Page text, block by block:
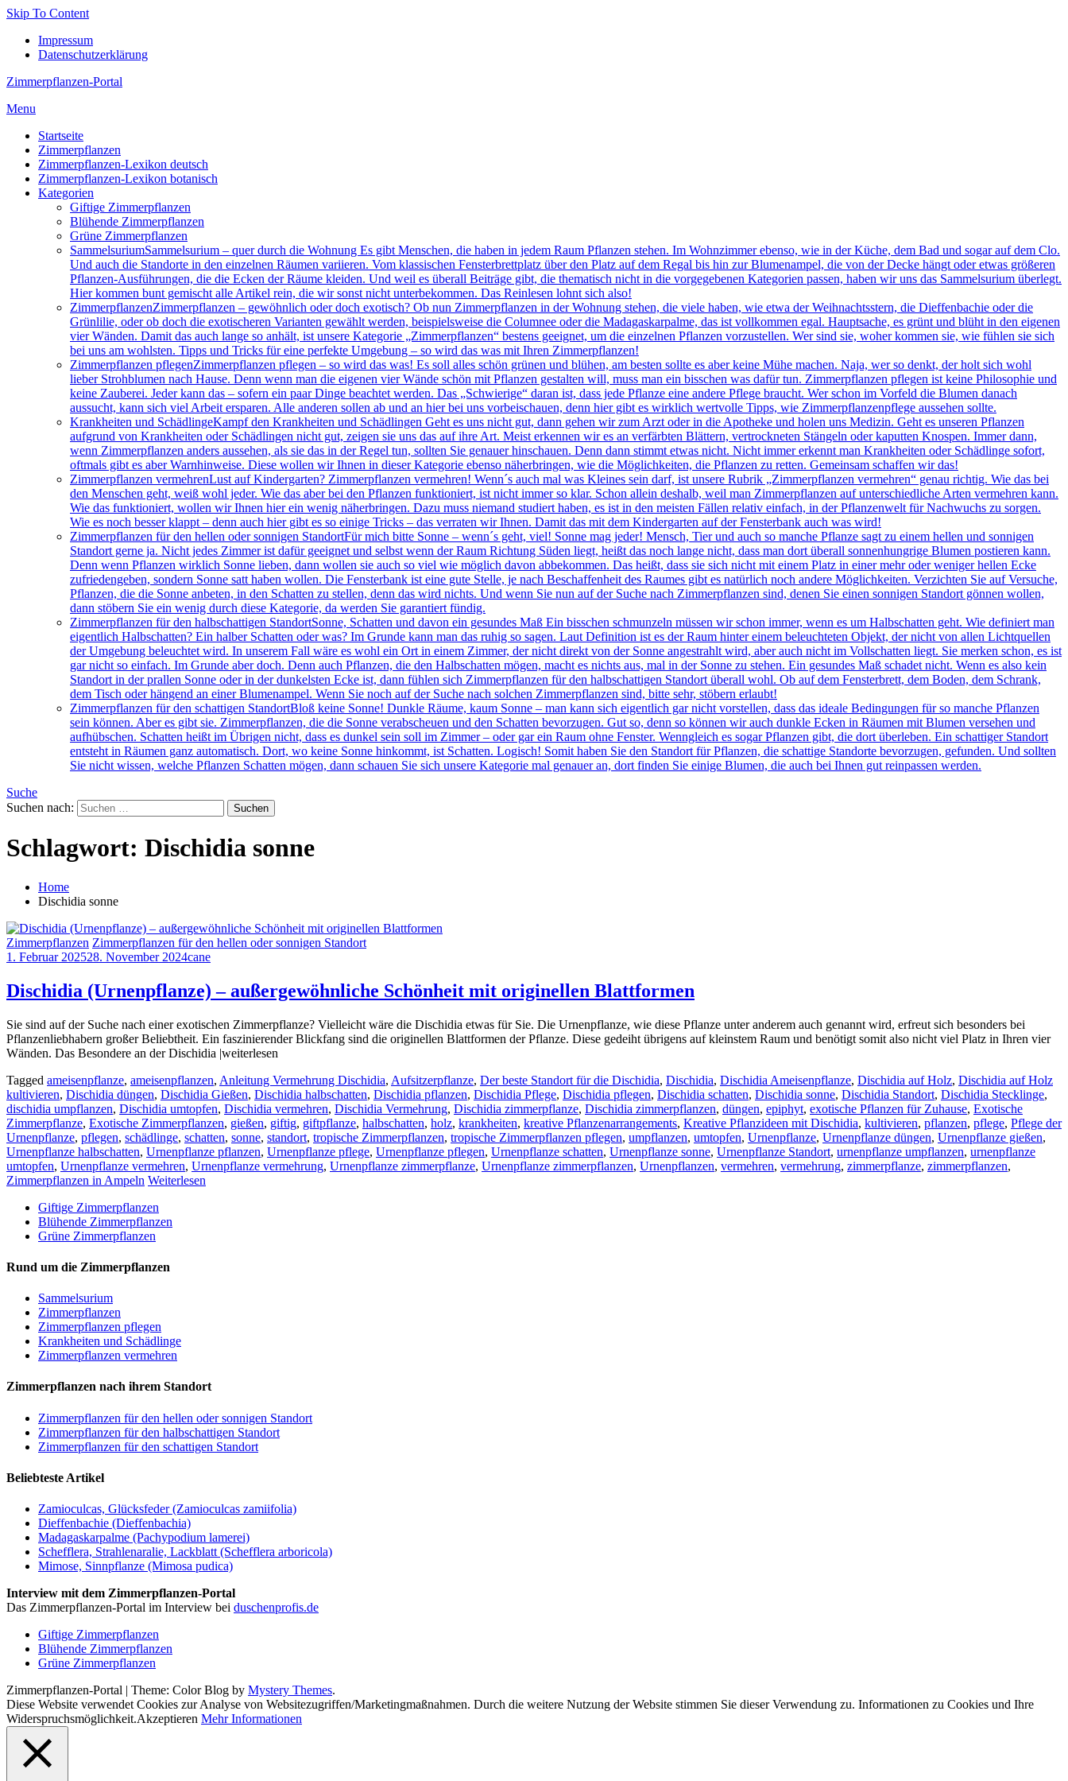
Skip To Content
Impressum
Datenschutzerklärung
Zimmerpflanzen-Portal
Menu
Startseite
Zimmerpflanzen
Zimmerpflanzen-Lexikon deutsch
Zimmerpflanzen-Lexikon botanisch
Kategorien
Giftige Zimmerpflanzen
Blühende Zimmerpflanzen
Grüne Zimmerpflanzen
Sam­mel­su­ri­umSammelsurium – quer durch die Wohnung Es gibt Menschen, die haben in jedem Raum Pflanzen stehen. Im Wohnzimmer ebenso, wie in der Küche, dem Bad und sogar auf dem Clo.
Und auch die Standorte in den einzelnen Räumen variieren. Vom klassischen Fensterbrettplatz über den Platz auf dem Regal bis hin zur Blumenampel, die von der Decke hängt oder etwas größeren
Pflanzen-Ausführungen, die die Ecken der Räume kleiden. Und weil es überall Beiträge gibt, die thematisch nicht in die vorgegebenen Kategorien passen, haben wir uns das Sammelsurium überlegt.
Hier kommen bunt gemischt alle Artikel rein, die wir sonst nicht unterbekommen. Das Reinlesen lohnt sich also!
ZimmerpflanzenZimmerpflanzen – gewöhnlich oder doch exotisch? Ob nun Zimmerpflanzen in der Wohnung stehen, die viele haben, wie etwa der Weihnachtsstern, die Dieffenbachie oder die
Grünlilie, oder ob doch die exotischeren Varianten gewählt werden, beispielsweise die Columnee oder die Madagaskarpalme, das ist vollkommen egal. Hauptsache, es grünt und blüht in den eigenen
vier Wänden. Damit das auch lange so anhält, ist unsere Kategorie „Zimmerpflanzen“ bestens geeignet, um die einzelnen Pflanzen vorzustellen. Wer sind sie, woher kommen sie, wie fühlen sie sich
bei uns am wohlsten. Tipps und Tricks für eine perfekte Umgebung – so wird das was mit Ihren Zimmerpflanzen!
Zimmerpflanzen pflegenZimmerpflanzen pflegen – so wird das was! Es soll alles schön grünen und blühen, am besten sollte es aber keine Mühe machen. Naja, wer so denkt, der holt sich wohl
lieber Strohblumen nach Hause. Denn wenn man die eigenen vier Wände schön mit Pflanzen gestalten will, muss man ein bisschen was dafür tun. Zimmerpflanzen pflegen ist keine Philosophie und
keine Zauberei. Jeder kann das – sofern ein paar Dinge beachtet werden. Das „Schwierige“ daran ist, dass jede Pflanze eine andere Pflege braucht. Wer schon im Vorfeld die Blumen danach
aussucht, kann sich viel Arbeit ersparen. Alle anderen sollen ab und an hier bei uns vorbeischauen, denn hier gibt es wirklich wertvolle Tipps, wie Zimmerpflanzenpflege aussehen sollte.
Krankheiten und SchädlingeKampf den Krankheiten und Schädlingen Geht es uns nicht gut, dann gehen wir zum Arzt oder in die Apotheke und holen uns Medizin. Geht es unseren Pflanzen
aufgrund von Krankheiten oder Schädlingen nicht gut, zeigen sie uns das auf ihre Art. Meist erkennen wir es an verfärbten Blättern, vertrockneten Stängeln oder kaputten Knospen. Immer dann,
wenn Zimmerpflanzen anders aussehen, als sie das in der Regel tun, sollten Sie genauer hinschauen. Denn dann stimmt etwas nicht. Nicht immer erkennt man Krankheiten oder Schädlinge sofort,
oftmals gibt es aber Warnhinweise. Diese wollen wir Ihnen in dieser Kategorie ebenso näherbringen, wie die Möglichkeiten, die Pflanzen zu retten. Gemeinsam schaffen wir das!
Zimmerpflanzen vermehrenLust auf Kindergarten? Zimmerpflanzen vermehren! Wenn´s auch mal was Kleines sein darf, ist unsere Rubrik „Zimmerpflanzen vermehren“ genau richtig. Wie das bei
den Menschen geht, weiß wohl jeder. Wie das aber bei den Pflanzen funktioniert, ist nicht immer so klar. Schon allein deshalb, weil man Zimmerpflanzen auf unterschiedliche Arten vermehren kann.
Wie das funktioniert, wollen wir Ihnen hier ein wenig näherbringen. Dazu muss niemand studiert haben, es ist in den meisten Fällen relativ einfach, in der Pflanzenwelt für Nachwuchs zu sorgen.
Wie es noch besser klappt – denn auch hier gibt es so einige Tricks – das verraten wir Ihnen. Damit das mit dem Kindergarten auf der Fensterbank auch was wird!
Zimmerpflanzen für den hellen oder sonnigen StandortFür mich bitte Sonne – wenn´s geht, viel! Sonne mag jeder! Mensch, Tier und auch so manche Pflanze sagt zu einem hellen und sonnigen
Standort gerne ja. Nicht jedes Zimmer ist dafür geeignet und selbst wenn der Raum Richtung Süden liegt, heißt das noch lange nicht, dass man dort überall sonnenhungrige Blumen postieren kann.
Denn wenn Pflanzen wirklich Sonne lieben, dann wollen sie auch so viel wie möglich davon abbekommen. Das heißt, dass sie sich nicht mit einem Platz in einer mehr oder weniger hellen Ecke
zufriedengeben, sondern Sonne satt haben wollen. Die Fensterbank ist eine gute Stelle, je nach Beschaffenheit des Raumes gibt es natürlich noch andere Möglichkeiten. Verzichten Sie auf Versuche,
Pflanzen, die die Sonne anbeten, in den Schatten zu stellen, denn das wird nichts. Und wenn Sie nun auf der Suche nach Zimmerpflanzen sind, denen Sie einen sonnigen Standort gönnen wollen,
dann stöbern Sie ein wenig durch diese Kategorie, da werden Sie garantiert fündig.
Zimmerpflanzen für den halbschattigen StandortSonne, Schatten und davon ein gesundes Maß Ein bisschen schmunzeln müssen wir schon immer, wenn es um Halbschatten geht. Wie definiert man
eigentlich Halbschatten? Ein halber Schatten oder was? Im Grunde kann man das ruhig so sagen. Laut Definition ist es der Raum hinter einem beleuchteten Objekt, der nicht von allen Lichtquellen
der Umgebung beleuchtet wird. In unserem Fall wäre es wohl ein Ort in einem Zimmer, der nicht direkt von der Sonne angestrahlt wird, aber auch nicht im Vollschatten liegt. Sie merken schon, es ist
gar nicht so einfach. Im Grunde aber doch. Denn auch Pflanzen, die den Halbschatten mögen, macht es nichts aus, mal in der Sonne zu stehen. Ein gesundes Maß schadet nicht. Wenn es also kein
Standort in der prallen Sonne oder in der dunkelsten Ecke ist, dann fühlen sich Zimmerpflanzen für den halbschattigen Standort überall wohl. Ob auf dem Fensterbrett, dem Boden, dem Schrank,
dem Tisch oder hängend an einer Blumenampel. Wenn Sie noch auf der Suche nach solchen Zimmerpflanzen sind, bitte sehr, stöbern erlaubt!
Zimmerpflanzen für den schattigen StandortBloß keine Sonne! Dunkle Räume, kaum Sonne – man kann sich eigentlich gar nicht vorstellen, dass das ideale Bedingungen für so manche Pflanzen
sein können. Aber es gibt sie. Zimmerpflanzen, die die Sonne verabscheuen und den Schatten bevorzugen. Gut so, denn so können wir auch dunkle Ecken in Räumen mit Blumen versehen und
aufhübschen. Schatten heißt im Übrigen nicht, dass es dunkel sein soll im Zimmer – oder gar ein Raum ohne Fenster. Wenngleich es sogar Pflanzen gibt, die dort überleben. Ein schattiger Standort
entsteht in Räumen ganz automatisch. Dort, wo keine Sonne hinkommt, ist Schatten. Logisch! Somit haben Sie den Standort für Pflanzen, die schattige Standorte bevorzugen, gefunden. Und sollten
Sie nicht wissen, welche Pflanzen Schatten mögen, dann schauen Sie sich unsere Kategorie mal genauer an, dort finden Sie einige Blumen, die auch bei Ihnen gut reinpassen werden.
Suche
Suchen nach:
Schlagwort: Dischidia sonne
Home
Dischidia sonne
Zimmerpflanzen Zimmerpflanzen für den hellen oder sonnigen Standort
1. Februar 202528. November 2024cane
Dischidia (Urnenpflanze) – außergewöhnliche Schönheit mit originellen Blattformen
Sie sind auf der Suche nach einer exotischen Zimmerpflanze? Vielleicht wäre die Dischidia etwas für Sie. Die Urnenpflanze, wie diese Pflanze unter anderem auch genannt wird, erfreut sich besonders bei
Pflanzenliebhabern großer Beliebtheit. Ein faszinierender Blickfang sind die originellen Blattformen der Pflanze. Diese gedeiht übrigens auf kleinstem Raum und benötigt somit also nicht viel Platz in Ihren vier
Wänden. Das Besondere an der Dischidia |weiterlesen
Tagged ameisenpflanze, ameisenpflanzen, Anleitung Vermehrung Dischidia, Aufsitzerpflanze, Der beste Standort für die Dischidia, Dischidia, Dischidia Ameisenpflanze, Dischidia auf Holz, Dischidia auf Holz
kultivieren, Dischidia düngen, Dischidia Gießen, Dischidia halbschatten, Dischidia pflanzen, Dischidia Pflege, Dischidia pflegen, Dischidia schatten, Dischidia sonne, Dischidia Standort, Dischidia Stecklinge,
dischidia umpflanzen, Dischidia umtopfen, Dischidia vermehren, Dischidia Vermehrung, Dischidia zimmerpflanze, Dischidia zimmerpflanzen, düngen, epiphyt, exotische Pflanzen für Zuhause, Exotische
Zimmerpflanze, Exotische Zimmerpflanzen, gießen, giftig, giftpflanze, halbschatten, holz, krankheiten, kreative Pflanzenarrangements, Kreative Pflanzideen mit Dischidia, kultivieren, pflanzen, pflege, Pflege der
Urnenpflanze, pflegen, schädlinge, schatten, sonne, standort, tropische Zimmerpflanzen, tropische Zimmerpflanzen pflegen, umpflanzen, umtopfen, Urnenpflanze, Urnenpflanze düngen, Urnenpflanze gießen,
Urnenpflanze halbschatten, Urnenpflanze pflanzen, Urnenpflanze pflege, Urnenpflanze pflegen, Urnenpflanze schatten, Urnenpflanze sonne, Urnenpflanze Standort, urnenpflanze umpflanzen, urnenpflanze
umtopfen, Urnenpflanze vermehren, Urnenpflanze vermehrung, Urnenpflanze zimmerpflanze, Urnenpflanze zimmerpflanzen, Urnenpflanzen, vermehren, vermehrung, zimmerpflanze, zimmerpflanzen,
Zimmerpflanzen in Ampeln Weiterlesen
Giftige Zimmerpflanzen
Blühende Zimmerpflanzen
Grüne Zimmerpflanzen
Rund um die Zimmerpflanzen
Sam­mel­su­ri­um
Zimmerpflanzen
Zimmerpflanzen pflegen
Krankheiten und Schädlinge
Zimmerpflanzen vermehren
Zimmerpflanzen nach ihrem Standort
Zimmerpflanzen für den hellen oder sonnigen Standort
Zimmerpflanzen für den halbschattigen Standort
Zimmerpflanzen für den schattigen Standort
Beliebteste Artikel
Zamioculcas, Glücksfeder (Zamioculcas zamiifolia)
Dieffenbachie (Dieffenbachia)
Madagaskarpalme (Pachypodium lamerei)
Schefflera, Strahlenaralie, Lackblatt (Schefflera arboricola)
Mimose, Sinnpflanze (Mimosa pudica)
Interview mit dem Zimmerpflanzen-Portal
Das Zimmerpflanzen-Portal im Interview bei duschenprofis.de
Giftige Zimmerpflanzen
Blühende Zimmerpflanzen
Grüne Zimmerpflanzen
Zimmerpflanzen-Portal | Theme: Color Blog by Mystery Themes.
Diese Website verwendet Cookies zur Analyse von Websitezugriffen/Marketingmaßnahmen. Durch die weitere Nutzung der Website stimmen Sie dieser Verwendung zu. Informationen zu Cookies und Ihre
Widerspruchsmöglichkeit.Akzeptieren Mehr Informationen